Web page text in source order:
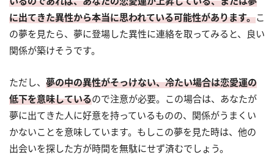
に出てきた異性から本当に思われている可能性があります。こ
の夢を見たら、夢に登場した異性に連絡を取ってみると、良い
関係が築けそうです。
ただし、 夢の中の異性がそっけない、冷たい場合は恋愛運の
低下を意味しているので注意が必要。この場合は、あなたが
夢に出てきた人に好意を持っているものの、関係がうまくい
かないことを意味しています。もしこの夢を見た時は、他の
出会いを探した方が時間を無駄にせず済むでしょう。